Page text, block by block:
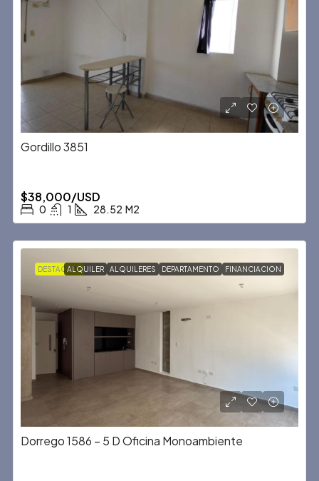
Gordillo 3851
$38,000/USD
0 1 28.52 M2
DESTACADAALQUILER ALQUILERES DEPARTAMENTO FINANCIACION
Dorrego 1586 – 5 D Oficina Monoambiente